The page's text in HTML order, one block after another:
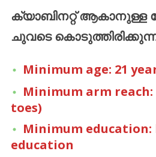
ക്യാബിനറ്റ്ആകാനുള്ള
ചുവടെ
Minimum age: 21
Minimum arm reach:
toes)
Minimum education:
education